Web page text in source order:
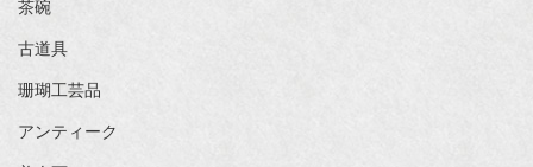
茶碗
古道具
珊瑚工芸品
アンティーク